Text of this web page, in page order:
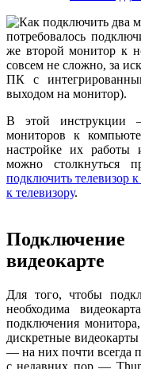
потребовалось
же второй монитор к
совсем не сложно, за
ПК с
выходом на монитор).
В этой инструкции
мониторов к
настройке их
можно столкнуться
подключить телевизор
к телевизору.
видеокарте
Для того, чтобы
необходима
подключения
дискретные
— на них почти всегда
с недавних пор —